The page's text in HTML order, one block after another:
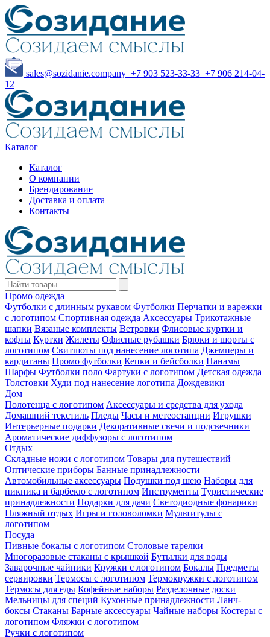
sales@sozidanie.company +7 903 523-33-33 +7 906 214-04-
12
Каталог
Каталог
О компании
Брендирование
Доставка и оплата
Контакты
Промо одежда
Футболки с длинным рукавом Футболки Перчатки и варежки
с логотипом Спортивная одежда Аксессуары Трикотажные
шапки Вязаные комплекты Ветровки Флисовые куртки и
кофты Куртки Жилеты Офисные рубашки Брюки и шорты с
логотипом Свитшоты под нанесение логотипа Джемперы и
кардиганы Промо футболки Кепки и бейсболки Панамы
Шарфы Футболки поло Фартуки с логотипом Детская одежда
Толстовки Худи под нанесение логотипа Дождевики
Дом
Полотенца с логотипом Аксессуары и средства для ухода
Домашний текстиль Пледы Часы и метеостанции Игрушки
Интерьерные подарки Декоративные свечи и подсвечники
Ароматические диффузоры с логотипом
Отдых
Складные ножи с логотипом Товары для путешествий
Оптические приборы Банные принадлежности
Автомобильные аксессуары Подушки под шею Наборы для
пикника и барбекю с логотипом Инструменты Туристические
принадлежности Подарки для дачи Светодиодные фонарики
Пляжный отдых Игры и головоломки Мультитулы с
логотипом
Посуда
Пивные бокалы с логотипом Столовые тарелки
Многоразовые стаканы с крышкой Бутылки для воды
Заварочные чайники Кружки с логотипом Бокалы Предметы
сервировки Термосы с логотипом Термокружки с логотипом
Термосы для еды Кофейные наборы Разделочные доски
Мельницы для специй Кухонные принадлежности Ланч-
боксы Стаканы Барные аксессуары Чайные наборы Костеры с
логотипом Фляжки с логотипом
Ручки с логотипом